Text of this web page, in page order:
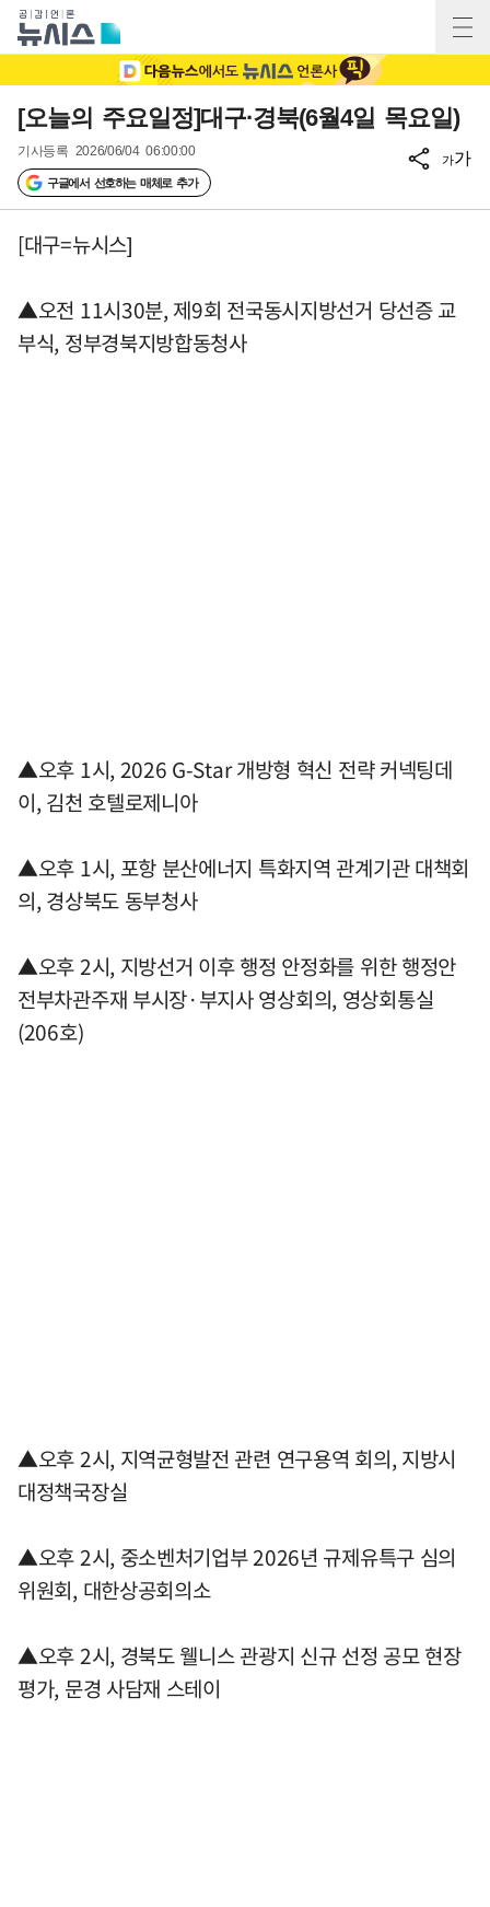
[오늘의 주요일정]대구·경북(6월4일 목요일)
기사등록 2026/06/04 06:00:00
구글에서 선호하는 매체로 추가
가가
[대구=뉴시스]
▲오전 11시30분, 제9회 전국동시지방선거 당선증 교
부식, 정부경북지방합동청사
▲오후 1시, 2026 G-Star 개방형 혁신 전략 커넥팅데
이, 김천 호텔로제니아
▲오후 1시, 포항 분산에너지 특화지역 관계기관 대책회
의, 경상북도 동부청사
▲오후 2시, 지방선거 이후 행정 안정화를 위한 행정안
전부차관주재 부시장·부지사 영상회의, 영상회통실
(206호)
▲오후 2시, 지역균형발전 관련 연구용역 회의, 지방시
대정책국장실
▲오후 2시, 중소벤처기업부 2026년 규제유특구 심의
위원회, 대한상공회의소
▲오후 2시, 경북도 웰니스 관광지 신규 선정 공모 현장
평가, 문경 사담재 스테이